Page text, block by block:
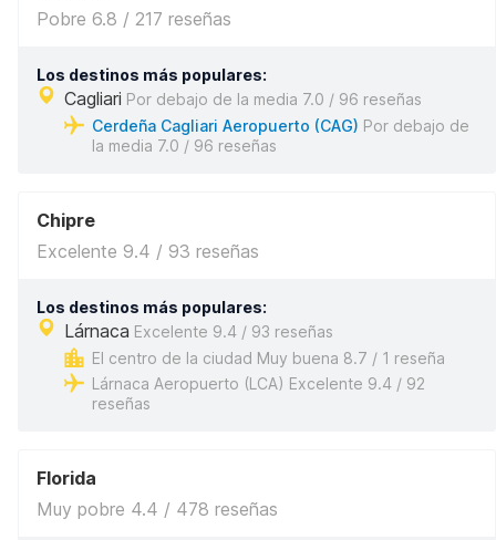
Pobre 6.8 / 217 reseñas
Los destinos más populares:
Cagliari Por debajo de la media 7.0 / 96 reseñas
Cerdeña Cagliari Aeropuerto (CAG) Por debajo de
la media 7.0 / 96 reseñas
Chipre
Excelente 9.4 / 93 reseñas
Los destinos más populares:
Lárnaca Excelente 9.4 / 93 reseñas
El centro de la ciudad Muy buena 8.7 / 1 reseña
Lárnaca Aeropuerto (LCA) Excelente 9.4 / 92
reseñas
Florida
Muy pobre 4.4 / 478 reseñas